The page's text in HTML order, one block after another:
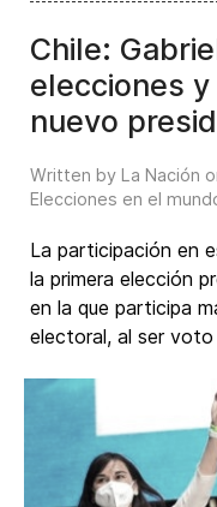
Chile:
elecciones
nuevo
Written by La Nación
Elecciones en el
La participación en
la primera elección
en la que participa
electoral, al ser